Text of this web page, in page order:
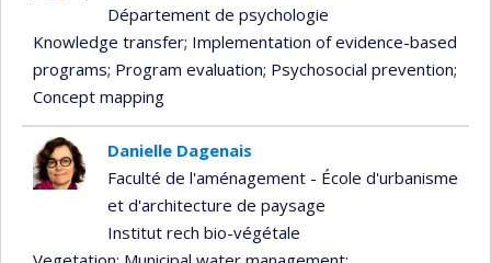
Département de psychologie
Knowledge transfer; Implementation of evidence-based
programs; Program evaluation; Psychosocial prevention;
Concept mapping
Danielle Dagenais
Faculté de l'aménagement - École d'urbanisme
et d'architecture de paysage
Institut rech bio-végétale